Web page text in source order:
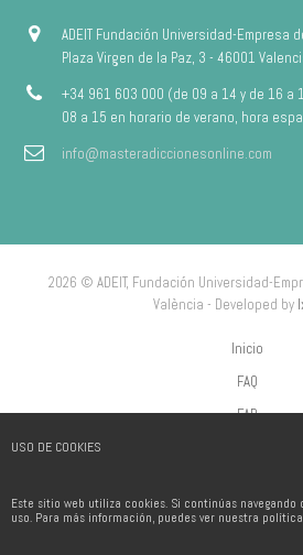
USO DE COOKIES
Este sitio web utiliza cookies. Si continúas navegando
uso. Para más información, puedes ver nuestra
ADEIT Fundación Universidad-Empresa
Plaza Virgen de la Paz, 3 - 46001
+34 961 603 000 (de 09 a 14 y de 16 a
08 a 15 en horario de verano, hora
info@masteradiccionesonline.com
2026 © ADEIT, Fundación Universidad-
València - Developed by
Inicio
FAQ
FAP
Política de Cookies